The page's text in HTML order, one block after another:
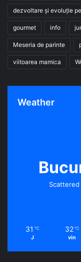
dezvoltare și evoluție
gourmet info
Meseria de parinte
viitoarea mamica
Weather
Scattered
31 ℃
J
32 ℃
vin